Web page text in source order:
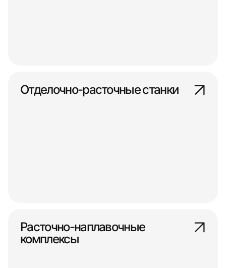
Отделочно-расточные станки
Расточно-наплавочные
комплексы